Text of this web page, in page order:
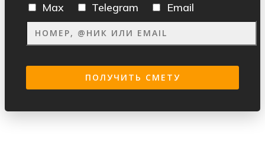
Max
Telegram Email